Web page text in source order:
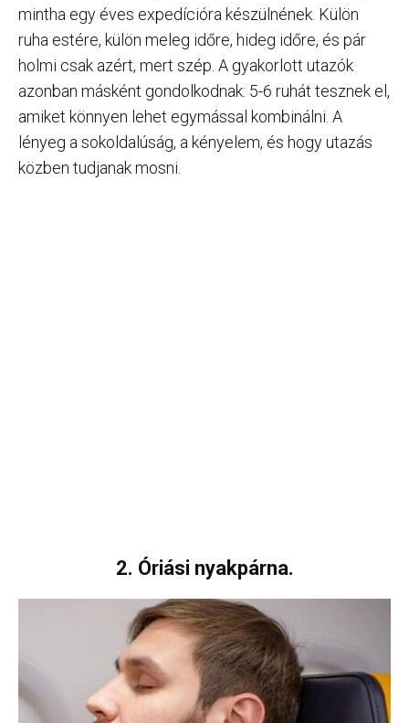
mintha egy éves expedícióra készülnének. Külön
ruha estére, külön meleg időre, hideg időre, és pár
holmi csak azért, mert szép. A gyakorlott utazók
azonban másként gondolkodnak: 5-6 ruhát tesznek el,
amiket könnyen lehet egymással kombinálni. A
lényeg a sokoldalúság, a kényelem, és hogy utazás
közben tudjanak mosni.
2. Óriási nyakpárna.